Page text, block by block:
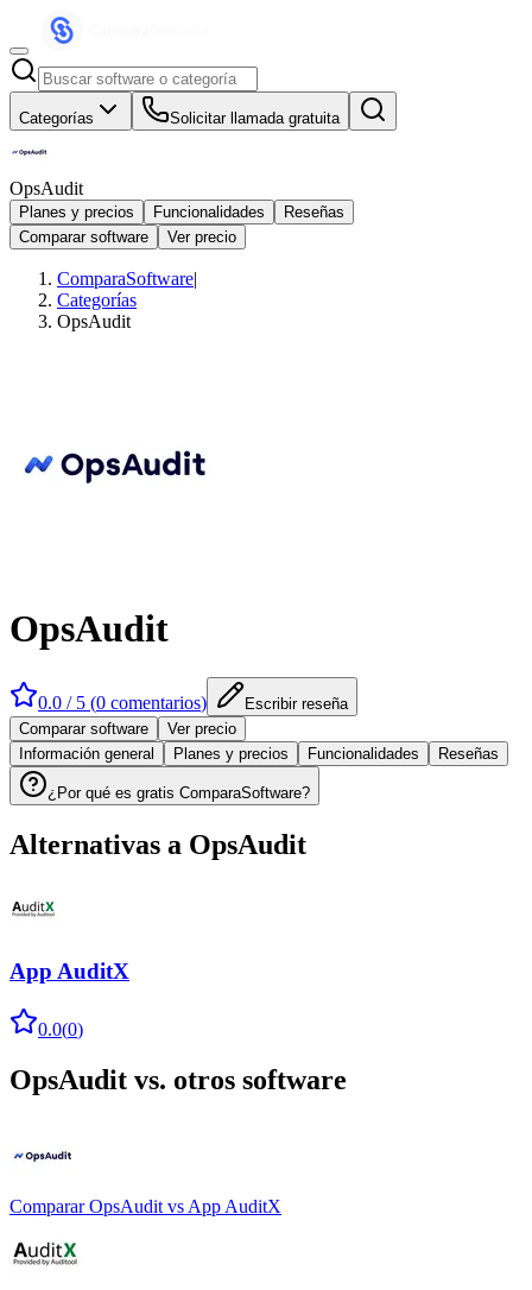
Categorías Solicitar llamada gratuita
OpsAudit
Planes y precios Funcionalidades
Reseñas
Comparar software
Ver precio
ComparaSoftware|
Categorías
OpsAudit
OpsAudit
0.0 / 5 (0 comentarios)
Escribir reseña
Comparar software
Ver precio
Información general
Planes y precios Funcionalidades Reseñas
¿Por qué es gratis ComparaSoftware?
Alternativas a OpsAudit
App AuditX
0.0(0)
OpsAudit vs. otros software
Comparar OpsAudit vs App AuditX